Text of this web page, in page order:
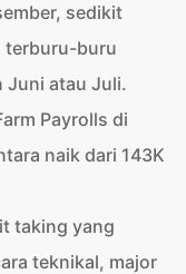
sedikit
terburu-buru
Juni atau Juli.
Payrolls di
naik dari 143K
taking yang
teknikal, major